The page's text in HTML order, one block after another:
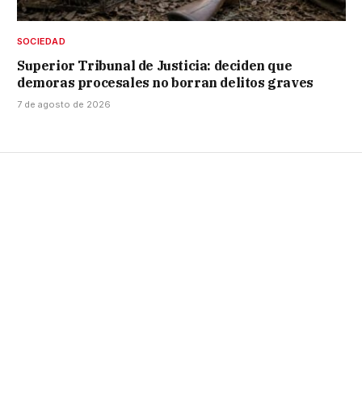
SOCIEDAD
Superior Tribunal de Justicia: deciden que
demoras procesales no borran delitos graves
7 de agosto de 2026